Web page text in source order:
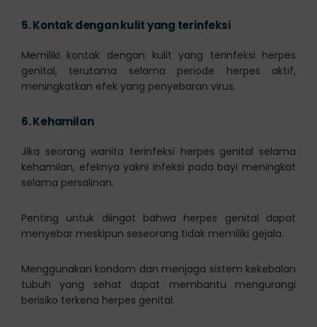
5.Kontak dengan kulit yang terinfeksi
Memiliki kontak dengan kulit yang terinfeksi herpes
genital, terutama selama periode herpes aktif,
meningkatkan efek yang penyebaran virus.
6.Kehamilan
Jika seorang wanita terinfeksi herpes genital selama
kehamilan, efeknya yakni infeksi pada bayi meningkat
selama persalinan.
Penting untuk diingat bahwa herpes genital dapat
menyebar meskipun seseorang tidak memiliki gejala.
Menggunakan kondom dan menjaga sistem kekebalan
tubuh yang sehat dapat membantu mengurangi
berisiko terkena herpes genital.